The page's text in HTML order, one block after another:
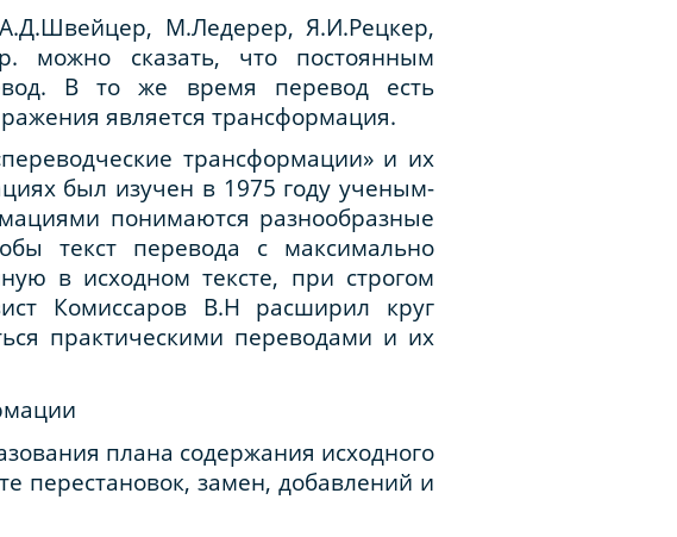
М.Ледерер, Я.И.Рецкер,
можно сказать, что постоянным
В то же время перевод есть
является трансформация.
трансформации» и их
был изучен в 1975 году ученым-
понимаются разнообразные
текст перевода с максимально
в исходном тексте, при строгом
Комиссаров В.Н расширил круг
практическими переводами и их
плана содержания исходного
перестановок, замен, добавлений и